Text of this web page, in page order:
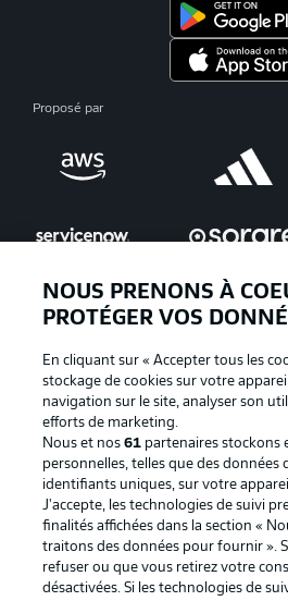
Proposé par
La publicité
Mentions Légales
Déclaration de
confidentialité
Impression
NOUS PRENONS À
PROTÉGER VOS
En cliquant sur « Accepter tous les
stockage de cookies sur votre
navigation sur le site, analyser son
efforts de marketing.
Nous et nos61 partenaires stockons
personnelles, telles que des données
identifiants uniques, sur votre
J'accepte, les technologies de suivi
finalités affichées dans la section «
traitons des données pour fournir ».
refuser ou que vous retirez votre
désactivées. Si les technologies de